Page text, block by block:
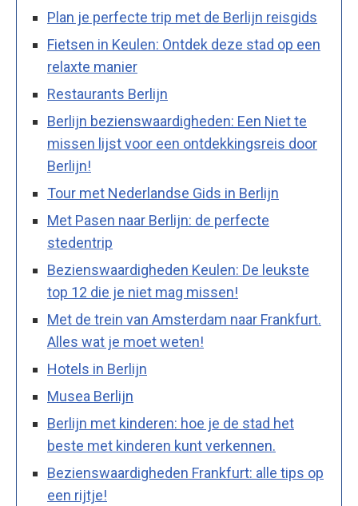
Plan je perfecte trip met de Berlijn reisgids
Fietsen in Keulen: Ontdek deze stad op een
relaxte manier
Restaurants Berlijn
Berlijn bezienswaardigheden: Een Niet te
missen lijst voor een ontdekkingsreis door
Berlijn!
Tour met Nederlandse Gids in Berlijn
Met Pasen naar Berlijn: de perfecte
stedentrip
Bezienswaardigheden Keulen: De leukste
top 12 die je niet mag missen!
Met de trein van Amsterdam naar Frankfurt.
Alles wat je moet weten!
Hotels in Berlijn
Musea Berlijn
Berlijn met kinderen: hoe je de stad het
beste met kinderen kunt verkennen.
Bezienswaardigheden Frankfurt: alle tips op
een rijtje!